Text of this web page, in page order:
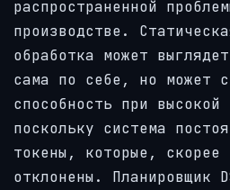
распространенной
производстве.
обработка может
сама по себе, но может
способность при высокой
поскольку система
токены, которые, скорее
отклонены. Планировщик